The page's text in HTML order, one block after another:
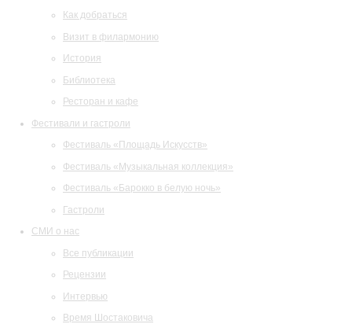
Как добраться
Визит в филармонию
История
Библиотека
Ресторан и кафе
Фестивали и гастроли
Фестиваль «Площадь Искусств»
Фестиваль «Музыкальная коллекция»
Фестиваль «Барокко в белую ночь»
Гастроли
СМИ о нас
Все публикации
Рецензии
Интервью
Время Шостаковича